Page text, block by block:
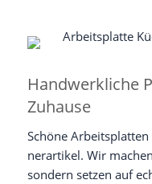
Handwerkliche
Zuhause
Schö­ne
ner­ar­ti­kel. Wir
son­dern set­zen auf